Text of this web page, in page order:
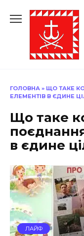
до
ГОЛОВНА » ЩО ТАКЕ
ЕЛЕМЕНТІВ В ЄДИНЕ
Що таке
в єдине
ЛАЙФ